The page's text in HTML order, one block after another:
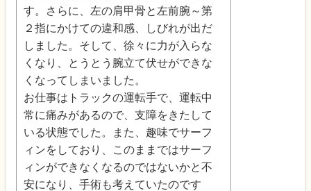
す。さらに、左の肩甲骨と左前腕～第
２指にかけての違和感、しびれが出だ
しました。そして、徐々に力が入らな
くなり、とうとう腕立て伏せができな
くなってしまいました。
お仕事はトラックの運転手で、運転中
常に痛みがあるので、支障をきたして
いる状態でした。また、趣味でサーフ
ィンをしており、このままではサーフ
ィンができなくなるのではないかと不
安になり、手術も考えていたのです